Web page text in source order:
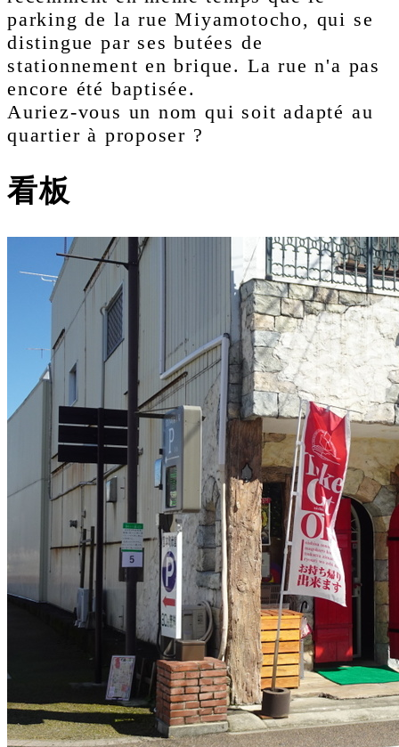
parking de la rue Miyamotocho, qui se
distingue par ses butées de
stationnement en brique. La rue n'a pas
encore été baptisée.
Auriez-vous un nom qui soit adapté au
quartier à proposer ?
看板